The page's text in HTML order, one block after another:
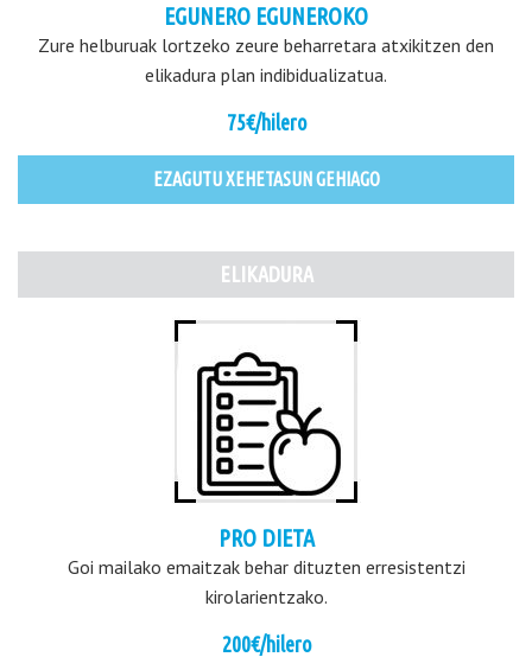
EGUNERO EGUNEROKO
Zure helburuak lortzeko zeure beharretara atxikitzen den
elikadura plan indibidualizatua.
75€/hilero
EZAGUTU XEHETASUN GEHIAGO
ELIKADURA
PRO DIETA
Goi mailako emaitzak behar dituzten erresistentzi
kirolarientzako.
200€/hilero